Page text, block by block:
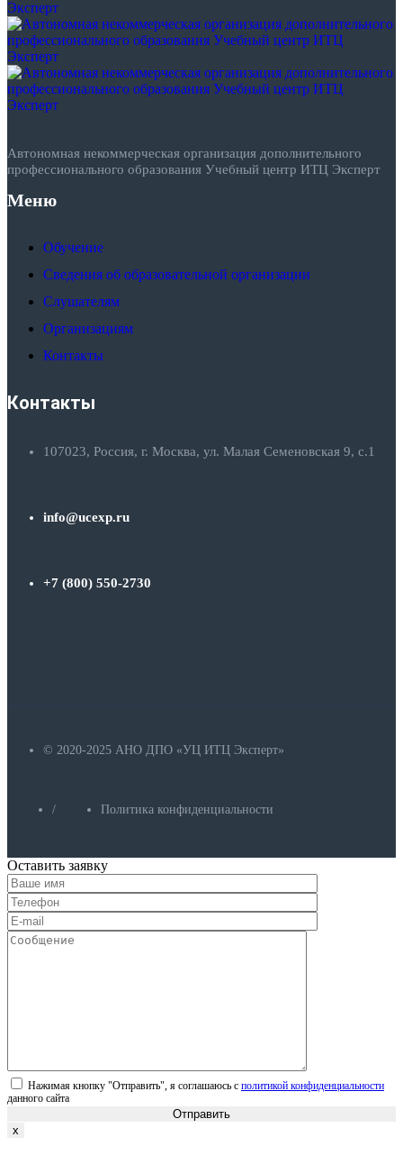
Автономная некоммерческая организация дополнительного
профессионального образования Учебный центр ИТЦ Эксперт
Меню
Обучение
Сведения об образовательной организации
Слушателям
Организациям
Контакты
Контакты
107023, Россия, г. Москва, ул. Малая Семеновская 9, с.1
info@ucexp.ru
+7 (800) 550-2730
© 2020-2025 АНО ДПО «УЦ ИТЦ Эксперт»
/ Политика конфиденциальности
Оставить заявку
Нажимая кнопку "Отправить", я соглашаюсь с политикой конфиденциальности
данного сайта
Отправить
x